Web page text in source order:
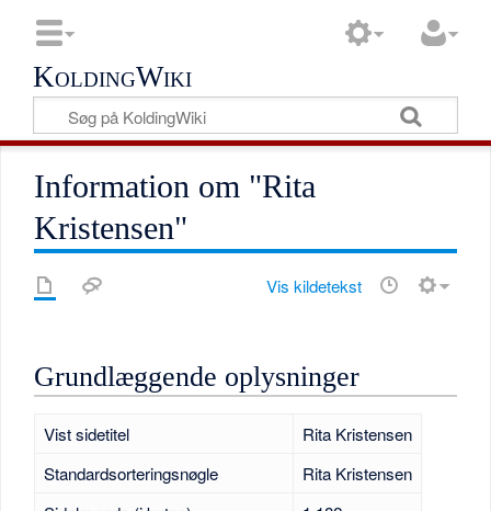
KoldingWiki
Information om "Rita
Kristensen"
Vis kildetekst
Grundlæggende oplysninger
Vist sidetitel
Rita Kristensen
Standardsorteringsnøgle
Rita Kristensen